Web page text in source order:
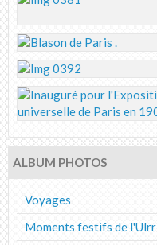
ALBUM PHOTOS
Voyages
Moments festifs de l'Ulrr